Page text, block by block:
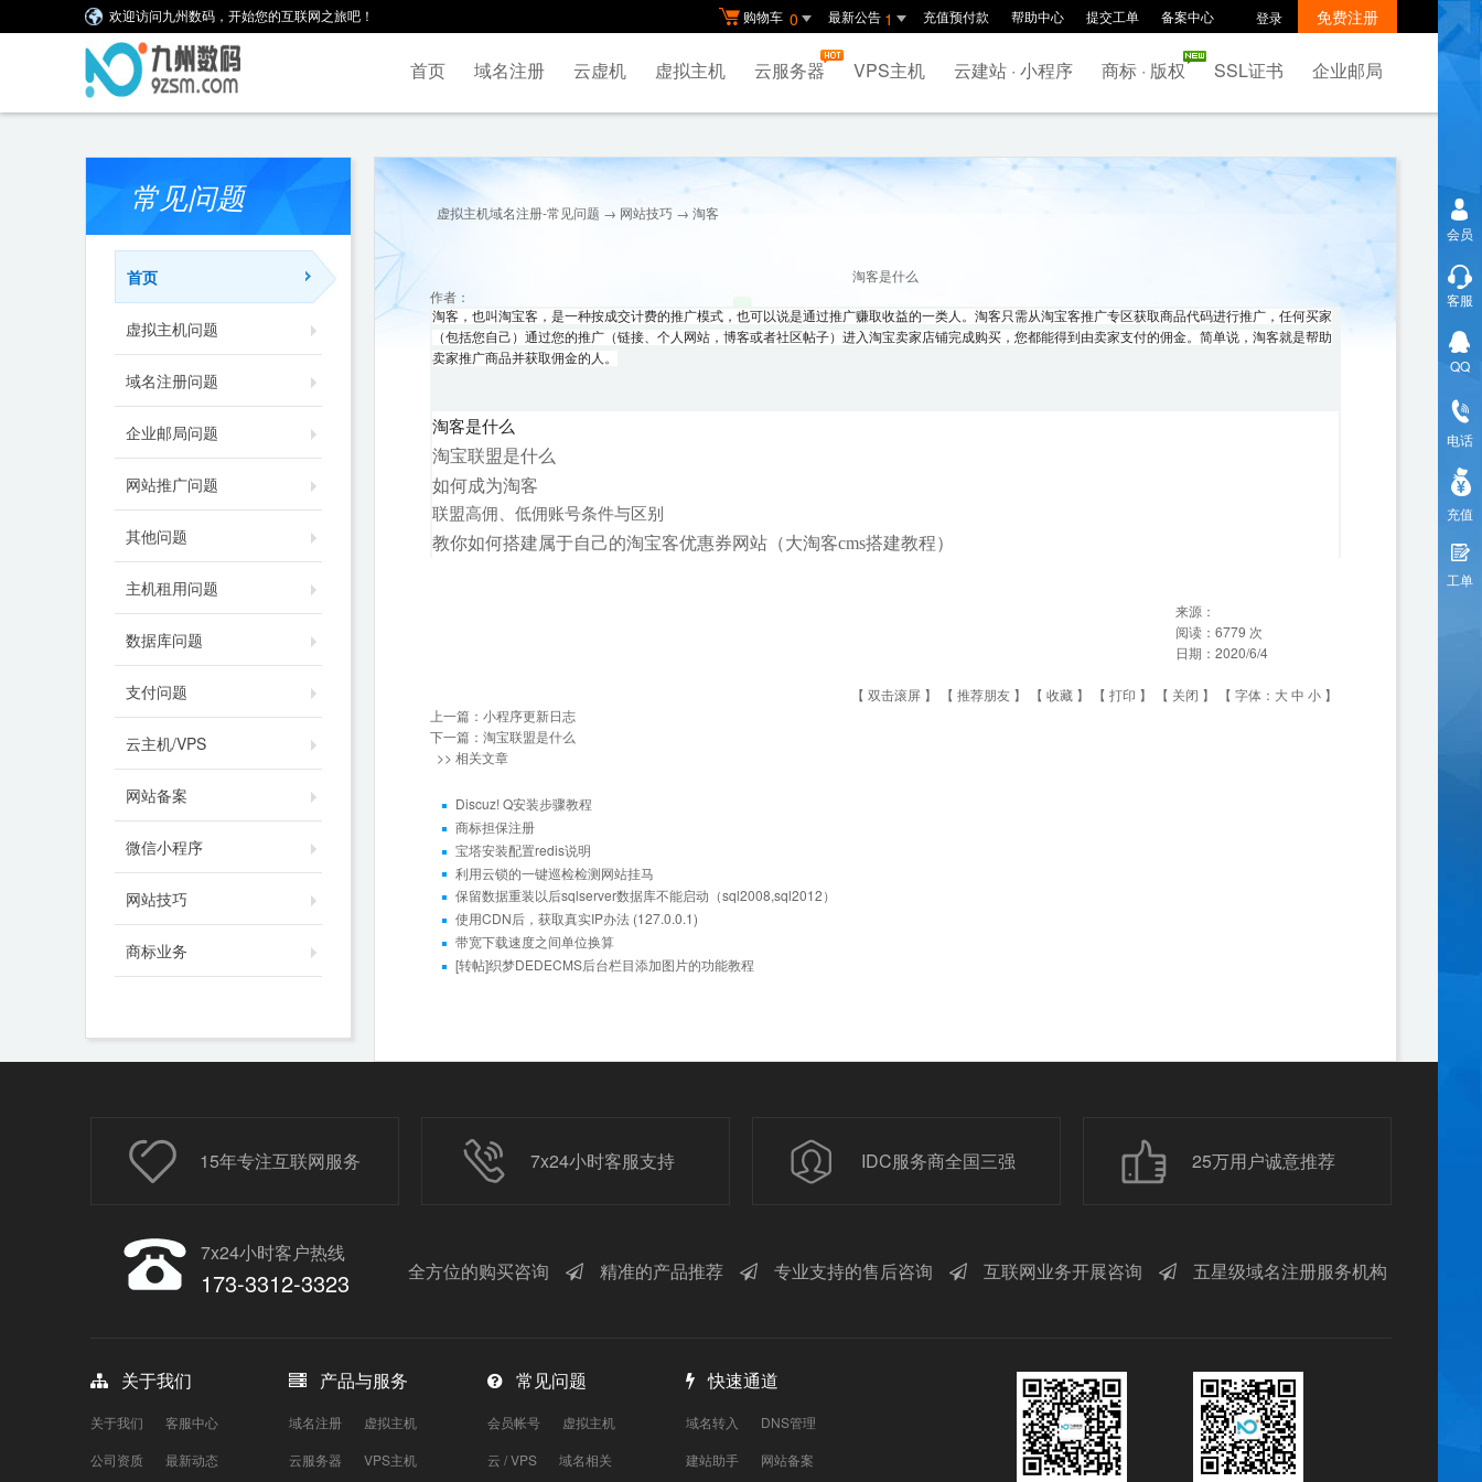
购物车 0 最新公告 1 充值预付款 帮助中心 提交工单 备案中心 登录 免费注册
欢迎访问九州数码，开始您的互联网之旅吧！
首页 域名注册 云虚机 虚拟主机 云服务器 VPS主机 云建站 · 小程序 商标 · 版权 SSL证书 企业邮局
常见问题
首页
虚拟主机问题
域名注册问题
企业邮局问题
网站推广问题
其他问题
主机租用问题
数据库问题
支付问题
云主机/VPS
网站备案
微信小程序
网站技巧
商标业务
虚拟主机域名注册-常见问题 → 网站技巧 → 淘客
淘客是什么
作者：
淘客，也叫淘宝客，是一种按成交计费的推广模式，也可以说是通过推广赚取收益的一类人。淘客只需从淘宝客推广专区获取商品代码进行推广，任何买家
（包括您自己）通过您的推广（链接、个人网站，博客或者社区帖子）进入淘宝卖家店铺完成购买，您都能得到由卖家支付的佣金。简单说，淘客就是帮助
卖家推广商品并获取佣金的人。
淘客是什么
淘宝联盟是什么
如何成为淘客
联盟高佣、低佣账号条件与区别
教你如何搭建属于自己的淘宝客优惠券网站（大淘客cms搭建教程）
来源：
阅读： 6779 次
日期： 2020/6/4
【 双击滚屏 】 【 推荐朋友 】 【 收藏 】 【 打印 】 【 关闭 】 【 字体： 大中 小 】
上一篇： 小程序更新日志
下一篇： 淘宝联盟是什么
>> 相关文章
Discuz! Q安装步骤教程
商标担保注册
宝塔安装配置redis说明
利用云锁的一键巡检检测网站挂马
保留数据重装以后sqlserver数据库不能启动（sql2008,sql2012）
使用CDN后，获取真实IP办法 (127.0.0.1)
带宽下载速度之间单位换算
[转帖]织梦DEDECMS后台栏目添加图片的功能教程
15年专注互联网服务 7x24小时客服支持 IDC服务商全国三强 25万用户诚意推荐
7x24小时客户热线
173-3312-3323 全方位的购买咨询 精准的产品推荐 专业支持的售后咨询 互联网业务开展咨询 五星级域名注册服务机构
关于我们
关于我们
客服中心
公司资质
最新动态
产品与服务
域名注册
虚拟主机
云服务器
VPS主机
常见问题
会员帐号
虚拟主机
云 / VPS
域名相关
快速通道
域名转入
DNS管理
建站助手
网站备案
会员
客服
QQ
电话
充值
工单